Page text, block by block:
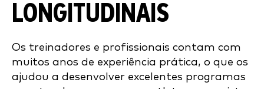
LONGITUDINAIS
Os treinadores e profissionais contam com
muitos anos de experiência prática, o que os
ajudou a desenvolver excelentes programas